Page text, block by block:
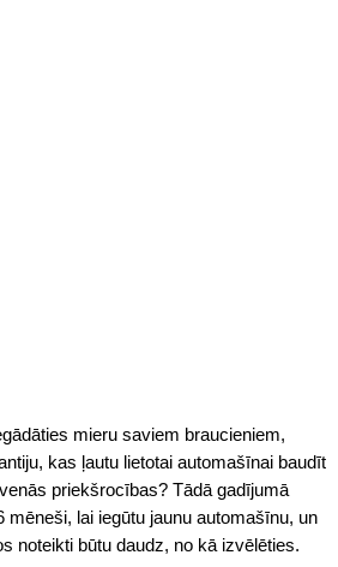
mieru saviem braucieniem,
kas ļautu lietotai automašīnai baudīt
priekšrocības? Tādā gadījumā
mēneši, lai iegūtu jaunu automašīnu, un
noteikti būtu daudz, no kā izvēlēties.